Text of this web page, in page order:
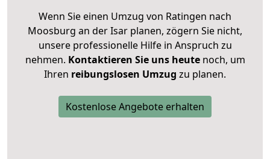
Wenn Sie einen Umzug von Ratingen nach
Moosburg an der Isar planen, zögern Sie nicht,
unsere professionelle Hilfe in Anspruch zu
nehmen. Kontaktieren Sie uns heutenoch, um
Ihren reibungslosen Umzug zu planen.
Kostenlose Angebote erhalten